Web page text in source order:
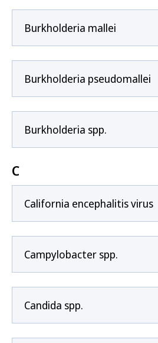
Burkholderia mallei
Burkholderia pseudomallei
Burkholderia spp.
C
California encephalitis virus
Campylobacter spp.
Candida spp.